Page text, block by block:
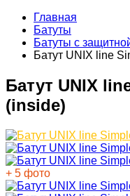
Главная
Батуты
Батуты с
Батут UNIX line
Батут UNIX
(inside)
+ 5 фото